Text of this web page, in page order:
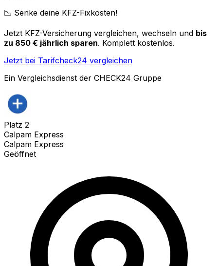
📉 Senke deine KFZ-Fixkosten!
Jetzt KFZ-Versicherung vergleichen, wechseln und bis
zu 850 € jährlich sparen. Komplett kostenlos.
Jetzt bei Tarifcheck24 vergleichen
Ein Vergleichsdienst der CHECK24 Gruppe
Platz 2
Calpam Express
Calpam Express
Geöffnet